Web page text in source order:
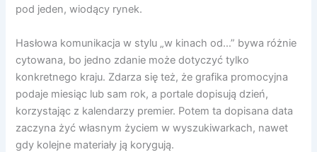
pod jeden, wiodący rynek.
Hasłowa komunikacja w stylu „w kinach od…” bywa różnie
cytowana, bo jedno zdanie może dotyczyć tylko
konkretnego kraju. Zdarza się też, że grafika promocyjna
podaje miesiąc lub sam rok, a portale dopisują dzień,
korzystając z kalendarzy premier. Potem ta dopisana data
zaczyna żyć własnym życiem w wyszukiwarkach, nawet
gdy kolejne materiały ją korygują.